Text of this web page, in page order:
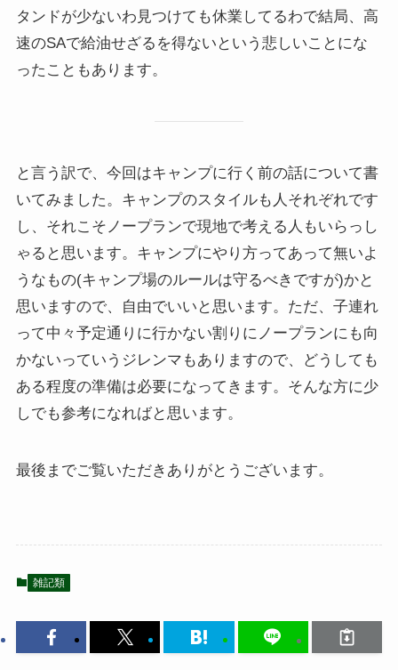
タンドが少ないわ見つけても休業してるわで結局、高
速のSAで給油せざるを得ないという悲しいことにな
ったこともあります。
と言う訳で、今回はキャンプに行く前の話について書
いてみました。キャンプのスタイルも人それぞれです
し、それこそノープランで現地で考える人もいらっし
ゃると思います。キャンプにやり方ってあって無いよ
うなもの(キャンプ場のルールは守るべきですが)かと
思いますので、自由でいいと思います。ただ、子連れ
って中々予定通りに行かない割りにノープランにも向
かないっていうジレンマもありますので、どうしても
ある程度の準備は必要になってきます。そんな方に少
しでも参考になればと思います。
最後までご覧いただきありがとうございます。
雑記類